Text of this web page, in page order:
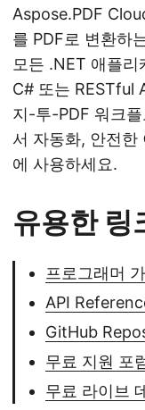
Aspose.PDF
를 PDF로 변환하
모든 .NET 애플
C# 또는 RESTful
지-투-PDF 워크
서 자동화, 안전한
에 사용하세요.
유용한 링
프로그래머
API
GitHub
무료 지원 포
무료 라이브